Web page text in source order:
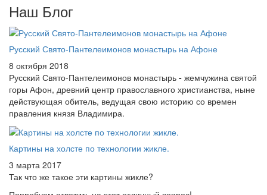
Наш Блог
Русский Свято-Пантелеимонов монастырь на Афоне
8 октября 2018
Русский Свято-Пантелеимонов монастырь - жемчужина святой
горы Афон, древний центр православного христианства, ныне
действующая обитель, ведущая свою историю со времен
правления князя Владимира.
Картины на холсте по технологии жикле.
3 марта 2017
Так что же такое эти картины жикле?